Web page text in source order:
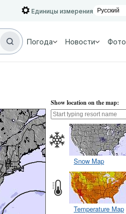
Единицы измерения
Погода Новости Фото
Show location on the map:
Snow Map
Temperature Map